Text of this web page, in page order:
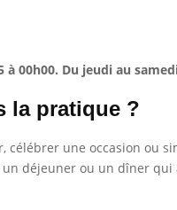
00h00. Du jeudi au
la pratique ?
une occasion ou
un déjeuner ou un dîner